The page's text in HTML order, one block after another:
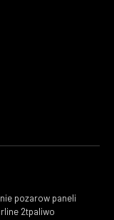
pozarow paneli
2tpaliwo